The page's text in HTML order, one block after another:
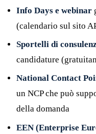
Info Days e webinar
(calendario sul sito
Sportelli di
candidature
National Contact
un NCP che può
della domanda
EEN (Enterprise